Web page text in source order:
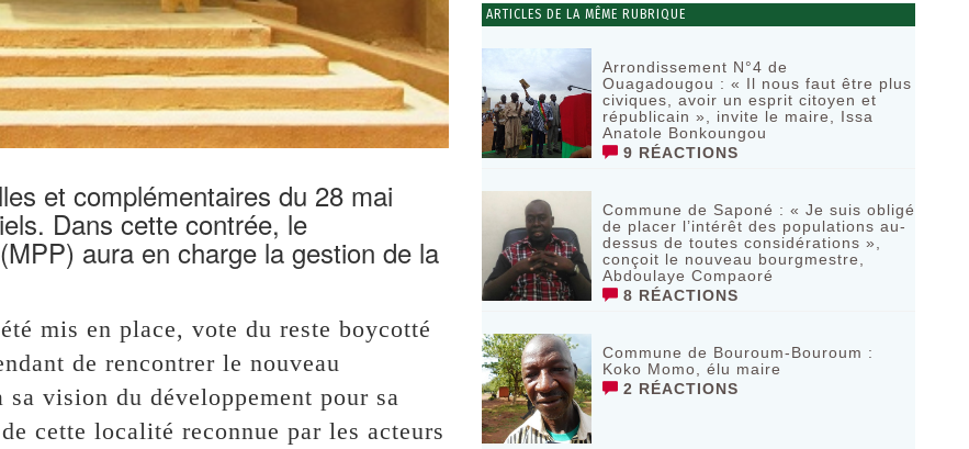
et complémentaires du 28 mai
Dans cette contrée, le
aura en charge la gestion de la
mis en place, vote du reste boycotté
de rencontrer le nouveau
vision du développement pour sa
cette localité reconnue par les acteurs
ARTICLES DE LA MÊME RUBRIQUE
Arrondissement N°4 de
Ouagadougou : « Il nous faut être plus
civiques, avoir un esprit citoyen et
républicain », invite le maire, Issa
Anatole Bonkoungou
9 RÉACTIONS
Commune de Saponé : « Je suis obligé
de placer l’intérêt des populations au-
dessus de toutes considérations »,
conçoit le nouveau bourgmestre,
Abdoulaye Compaoré
8 RÉACTIONS
Commune de Bouroum-Bouroum :
Koko Momo, élu maire
2 RÉACTIONS